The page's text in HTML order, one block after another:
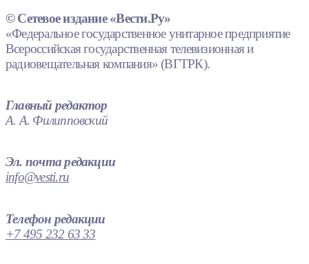
© Сетевое издание «Вести.Ру»
«Федеральное государственное унитарное предприятие
Всероссийская государственная телевизионная и
радиовещательная компания» (ВГТРК).
Главный редактор
А. А. Филипповский
Эл. почта редакции
info@vesti.ru
Телефон редакции
+7 495 232 63 33